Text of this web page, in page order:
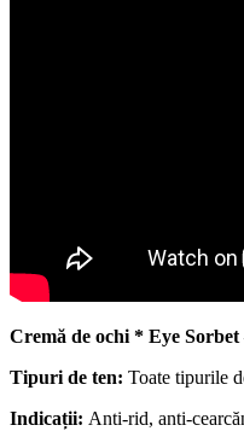
Cremă de ochi * Eye
Tipuri de ten: Toate tipurile
Indicații: Anti-rid, anti-